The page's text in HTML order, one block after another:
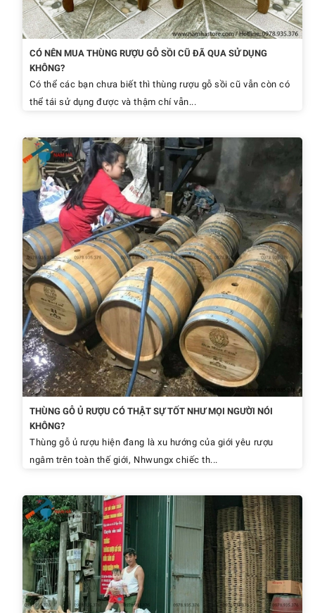
CÓ NÊN MUA THÙNG RƯỢU GỖ SỒI CŨ ĐÃ QUA SỬ DỤNG
KHÔNG?
Có thể các bạn chưa biết thì thùng rượu gỗ sồi cũ vẫn còn có
thể tái sử dụng được và thậm chí vẫn...
THÙNG GỖ Ủ RƯỢU CÓ THẬT SỰ TỐT NHƯ MỌI NGƯỜI NÓI
KHÔNG?
Thùng gỗ ủ rượu hiện đang là xu hướng của giới yêu rượu
ngâm trên toàn thế giới, Nhwungx chiếc th...